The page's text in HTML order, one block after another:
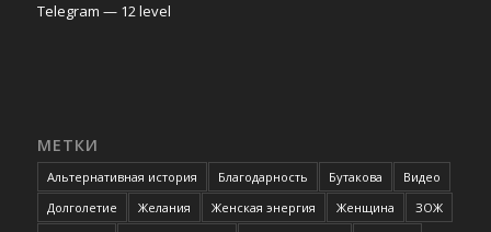
Telegram — 12 level
МЕТКИ
Альтернативная история Благодарность Бутакова
Видео
Долголетие
Желания Женская энергия Женщина
ЗОЖ